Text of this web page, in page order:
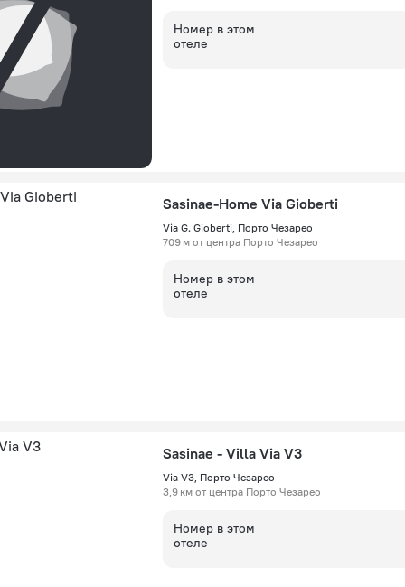
Номер в этом
отеле
Sasinae-Home Via Gioberti
Via G. Gioberti, Порто Чезарео
709 м от центра Порто Чезарео
Номер в этом
отеле
Sasinae - Villa Via V3
Via V3, Порто Чезарео
3,9 км от центра Порто Чезарео
Номер в этом
отеле